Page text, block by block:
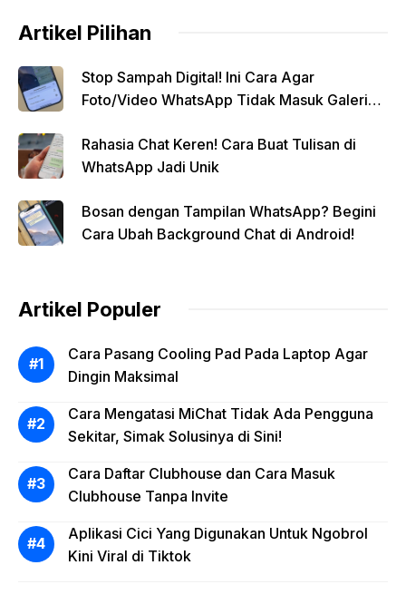
Artikel Pilihan
Stop Sampah Digital! Ini Cara Agar
Foto/Video WhatsApp Tidak Masuk Galeri
Rahasia Chat Keren! Cara Buat Tulisan di
WhatsApp Jadi Unik
Bosan dengan Tampilan WhatsApp? Begini
Cara Ubah Background Chat di Android!
Artikel Populer
Cara Pasang Cooling Pad Pada Laptop Agar
Dingin Maksimal
Cara Mengatasi MiChat Tidak Ada Pengguna
Sekitar, Simak Solusinya di Sini!
Cara Daftar Clubhouse dan Cara Masuk
Clubhouse Tanpa Invite
Aplikasi Cici Yang Digunakan Untuk Ngobrol
Kini Viral di Tiktok